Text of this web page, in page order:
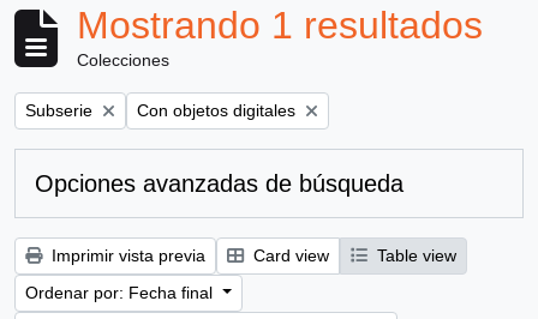
Mostrando 1 resultados
Colecciones
Remove filter:
Subserie Remove filter:
Con objetos digitales
Opciones avanzadas de búsqueda
Imprimir vista previa Card view
Table view
Ordenar por: Fecha final